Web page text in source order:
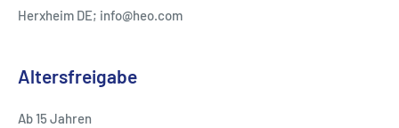
Herxheim DE; info@heo.com
Altersfreigabe
Ab 15 Jahren